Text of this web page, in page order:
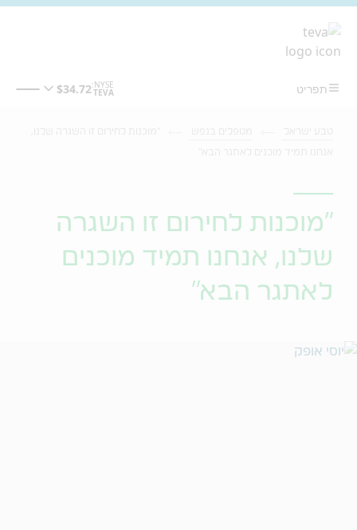
"מוכנות לחירום זו השגרה
שלנו, אנחנו תמיד מוכנים
לאתגר הבא"